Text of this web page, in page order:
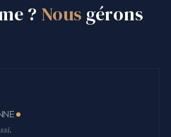
? Nous gérons